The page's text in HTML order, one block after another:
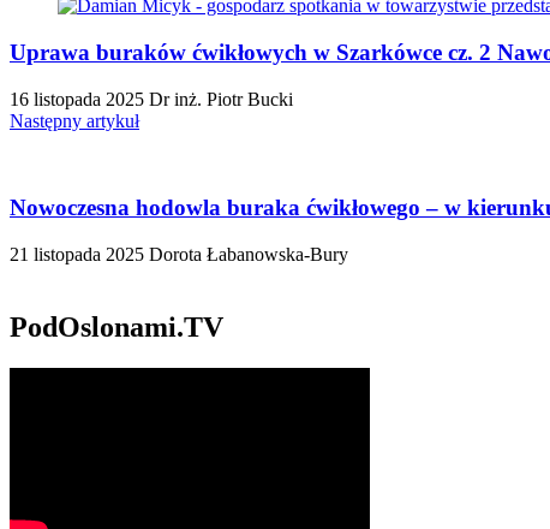
Uprawa buraków ćwikłowych w Szarkówce cz. 2
16 listopada 2025 Dr inż. Piotr Bucki
Następny artykuł
Nowoczesna hodowla buraka ćwikłowego – w
21 listopada 2025 Dorota Łabanowska-Bury
PodOslonami.TV